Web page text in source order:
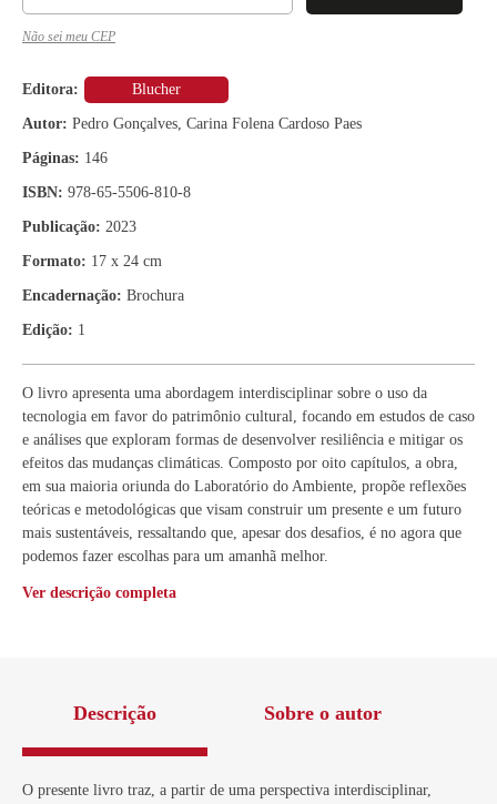
Editora: Blucher
Autor: Pedro Gonçalves, Carina Folena Cardoso Paes
Páginas: 146
ISBN: 978-65-5506-810-8
Publicação: 2023
Formato: 17 x 24 cm
Encadernação: Brochura
Edição: 1
O livro apresenta uma abordagem interdisciplinar sobre o uso da
tecnologia em favor do patrimônio cultural, focando em estudos de caso
e análises que exploram formas de desenvolver resiliência e mitigar os
efeitos das mudanças climáticas. Composto por oito capítulos, a obra,
em sua maioria oriunda do Laboratório do Ambiente, propõe reflexões
teóricas e metodológicas que visam construir um presente e um futuro
mais sustentáveis, ressaltando que, apesar dos desafios, é no agora que
podemos fazer escolhas para um amanhã melhor.
Ver descrição completa
Não sei meu CEP
Descrição Sobre o autor
O presente livro traz, a partir de uma perspectiva interdisciplinar,